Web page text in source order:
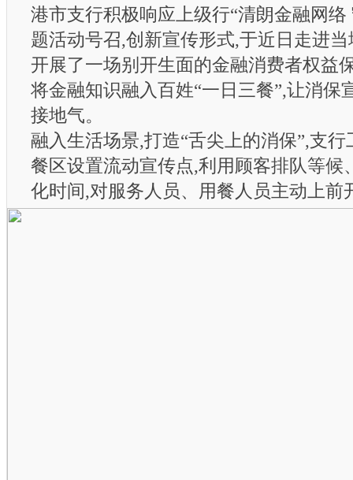
港市支行积极响应上级行“清朗金融网络
题活动号召,创新宣传形式,于近日走进
开展了一场别开生面的金融消费者权益
将金融知识融入百姓“一日三餐”,让消保
接地气。
融入生活场景,打造“舌尖上的消保”,支
餐区设置流动宣传点,利用顾客排队等候
化时间,对服务人员、用餐人员主动上前